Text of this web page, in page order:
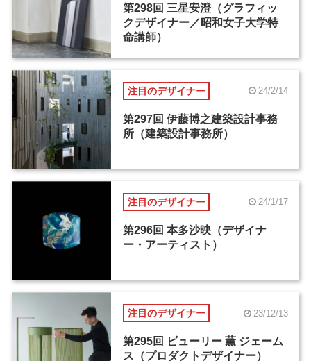
第298回 三星安澄（グラフィッ
クデザイナー／昭和女子大学特
命講師）
注目のデザイナー 24/2/14
第297回 伊藤博之建築設計事務
所（建築設計事務所）
注目のデザイナー 24/1/17
第296回 本多沙映（デザイナ
ー・アーティスト）
注目のデザイナー 23/12/13
第295回 ビューリー 薫 ジェーム
ス（プロダクトデザイナー）